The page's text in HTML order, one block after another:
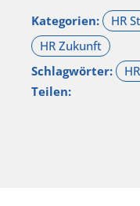
Kategorien:
Schlagwörter:
Teilen: